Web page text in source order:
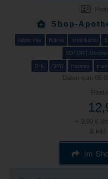
Shop-
Apple Pay Klarna Kreditkarte
SOFORT
DHL DPD Hermes
Daten vom
+ 3,99 €
&
im